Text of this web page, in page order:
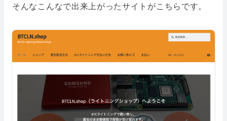
そんなこんなで出来上がったサイトがこちらです。